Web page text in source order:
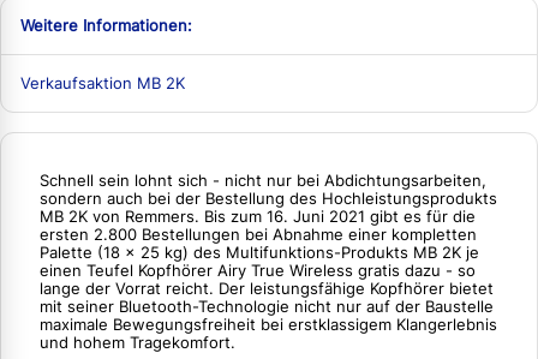
Weitere Informationen:
Verkaufsaktion MB 2K
Schnell sein lohnt sich - nicht nur bei Abdichtungsarbeiten,
sondern auch bei der Bestellung des Hochleistungsprodukts
MB 2K von Remmers. Bis zum 16. Juni 2021 gibt es für die
ersten 2.800 Bestellungen bei Abnahme einer kompletten
Palette (18 x 25 kg) des Multifunktions-Produkts MB 2K je
einen Teufel Kopfhörer Airy True Wireless gratis dazu - so
lange der Vorrat reicht. Der leistungsfähige Kopfhörer bietet
mit seiner Bluetooth-Technologie nicht nur auf der Baustelle
maximale Bewegungsfreiheit bei erstklassigem Klangerlebnis
und hohem Tragekomfort.